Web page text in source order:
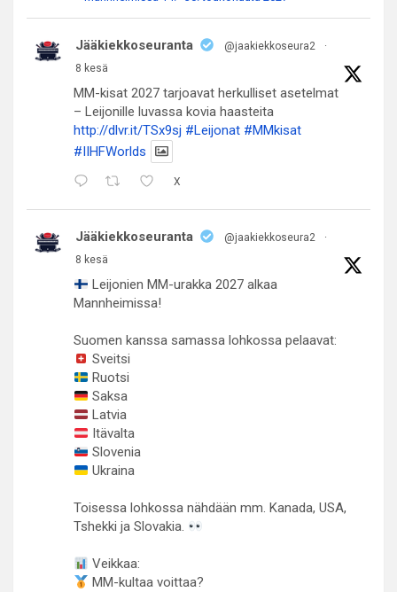
Jääkiekkoseuranta @jaakiekkoseura2
·
8 kesä
MM-kisat 2027 tarjoavat herkulliset asetelmat
– Leijonille luvassa kovia haasteita
http://dlvr.it/TSx9sj #Leijonat #MMkisat
#IIHFWorlds
X
Jääkiekkoseuranta @jaakiekkoseura2
·
8 kesä
Leijonien MM-urakka 2027 alkaa
Mannheimissa!
Suomen kanssa samassa lohkossa pelaavat:
Sveitsi
Ruotsi
Saksa
Latvia
Itävalta
Slovenia
Ukraina
Toisessa lohkossa nähdään mm. Kanada, USA,
Tshekki ja Slovakia.
Veikkaa:
MM-kultaa voittaa?